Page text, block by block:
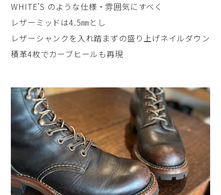
WHITE’S のような仕様・雰囲気にすべく
レザーミッドは4.5㎜とし
レザーシャンクを入れ踏まずの盛り上げネイルダウン
積革4枚でカーブヒールも再現